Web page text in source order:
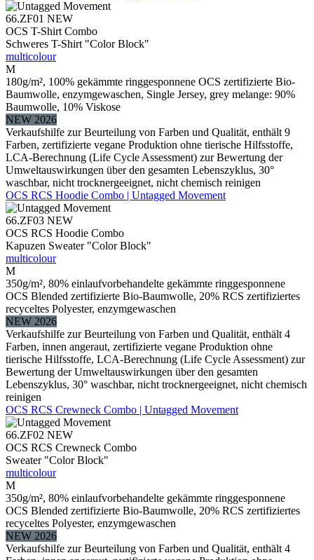
66.ZF01 NEW
OCS T-Shirt Combo
Schweres T-Shirt "Color Block"
multicolour
M
180g/m², 100% gekämmte ringgesponnene OCS zertifizierte Bio-
Baumwolle, enzymgewaschen, Single Jersey, grey melange: 90%
Baumwolle, 10% Viskose
NEW 2026
Verkaufshilfe zur Beurteilung von Farben und Qualität, enthält 9
Farben, zertifizierte vegane Produktion ohne tierische Hilfsstoffe,
LCA-Berechnung (Life Cycle Assessment) zur Bewertung der
Umweltauswirkungen über den gesamten Lebenszyklus, 30°
waschbar, nicht trocknergeeignet, nicht chemisch reinigen
OCS RCS Hoodie Combo | Untagged Movement
66.ZF03 NEW
OCS RCS Hoodie Combo
Kapuzen Sweater "Color Block"
multicolour
M
350g/m², 80% einlaufvorbehandelte gekämmte ringgesponnene
OCS Blended zertifizierte Bio-Baumwolle, 20% RCS zertifiziertes
recyceltes Polyester, enzymgewaschen
NEW 2026
Verkaufshilfe zur Beurteilung von Farben und Qualität, enthält 4
Farben, innen angeraut, zertifizierte vegane Produktion ohne
tierische Hilfsstoffe, LCA-Berechnung (Life Cycle Assessment) zur
Bewertung der Umweltauswirkungen über den gesamten
Lebenszyklus, 30° waschbar, nicht trocknergeeignet, nicht chemisch
reinigen
OCS RCS Crewneck Combo | Untagged Movement
66.ZF02 NEW
OCS RCS Crewneck Combo
Sweater "Color Block"
multicolour
M
350g/m², 80% einlaufvorbehandelte gekämmte ringgesponnene
OCS Blended zertifizierte Bio-Baumwolle, 20% RCS zertifiziertes
recyceltes Polyester, enzymgewaschen
NEW 2026
Verkaufshilfe zur Beurteilung von Farben und Qualität, enthält 4